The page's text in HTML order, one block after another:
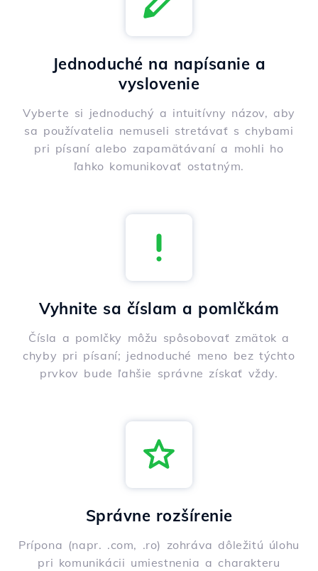
Jednoduché na napísanie a
vyslovenie
Vyberte si jednoduchý a intuitívny názov, aby
sa používatelia nemuseli stretávať s chybami
pri písaní alebo zapamätávaní a mohli ho
ľahko komunikovať ostatným.
Vyhnite sa číslam a pomlčkám
Čísla a pomlčky môžu spôsobovať zmätok a
chyby pri písaní; jednoduché meno bez týchto
prvkov bude ľahšie správne získať vždy.
Správne rozšírenie
Prípona (napr. .com, .ro) zohráva dôležitú úlohu
pri komunikácii umiestnenia a charakteru